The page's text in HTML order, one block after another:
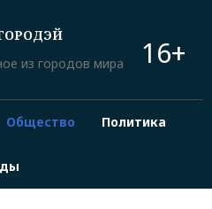
из городов мира
16+
Общество Политика